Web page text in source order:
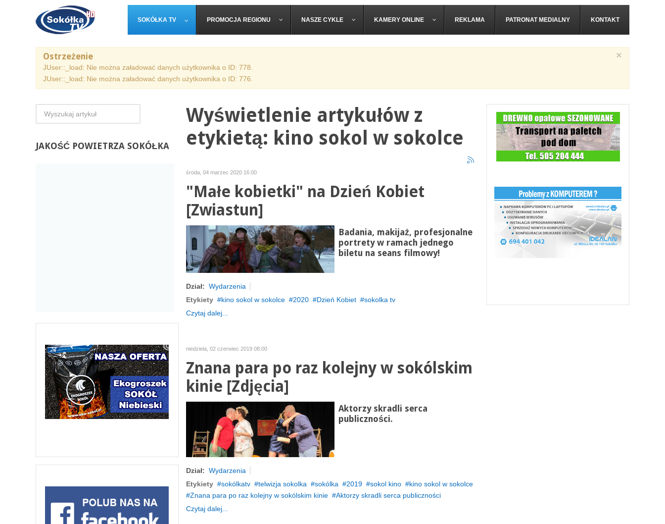
SOKÓŁKA TV PROMOCJA REGIONU NASZE CYKLE KAMERY ONLINE REKLAMA PATRONAT MEDIALNY KONTAKT
×
Ostrzeżenie
JUser::_load: Nie można załadować danych użytkownika o ID: 778.
JUser::_load: Nie można załadować danych użytkownika o ID: 776.
Wyświetlenie artykułów z
etykietą: kino sokol w sokolce
środa, 04 marzec 2020 16:00
"Małe kobietki" na Dzień Kobiet
[Zwiastun]
Badania, makijaż, profesjonalne
portrety w ramach jednego
biletu na seans filmowy!
Dział: Wydarzenia
Etykiety
kino sokol w sokolce 2020 Dzień Kobiet
sokolka tv
Czytaj dalej...
niedziela, 02 czerwiec 2019 08:00
Znana para po raz kolejny w sokólskim
kinie [Zdjęcia]
Aktorzy skradli serca
publiczności.
Dział: Wydarzenia
Etykiety
sokólkatv telwizja sokolka sokólka 2019 sokol kino
kino sokol w sokolce
Znana para po raz kolejny w sokólskim kinie
Aktorzy skradli serca publiczności
Czytaj dalej...
JAKOŚĆ POWIETRZA SOKÓŁKA